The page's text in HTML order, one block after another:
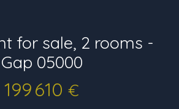
for sale, 2 rooms -
Gap 05000
199 610 €